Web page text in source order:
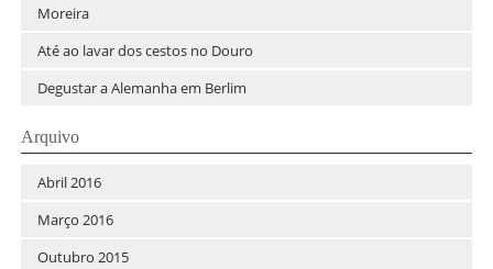
Moreira
Até ao lavar dos cestos no Douro
Degustar a Alemanha em Berlim
Arquivo
Abril 2016
Março 2016
Outubro 2015